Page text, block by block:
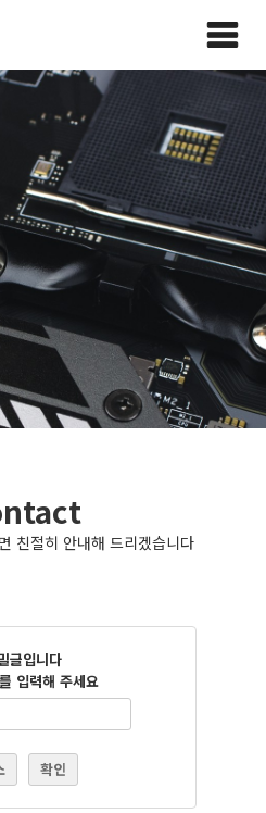
Main
Menu
친절히 안내해 드리겠습니다
글입니다
입력해 주세요
확인